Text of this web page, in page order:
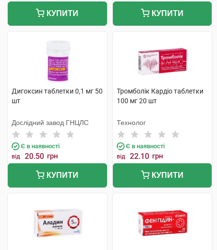
КУПИТИ КУПИТИ
Дигоксин таблетки 0,1 мг 50
шт
Дослідний завод ГНЦЛС
Є в наявності
від 20.50 грн
КУПИТИ
Тромболік Кардіо таблетки
100 мг 20 шт
Технолог
Є в наявності
від 22.10 грн
КУПИТИ